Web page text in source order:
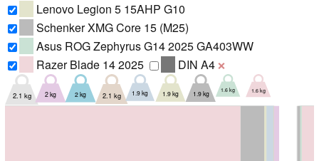
Lenovo Legion 5 15AHP G10
Schenker XMG Core 15 (M25)
Asus ROG Zephyrus G14 2025 GA403WW
Razer Blade 14 2025
DIN A4 ❌
2.1 kg 2 kg 2 kg 2.1 kg 1.9 kg 1.9 kg 1.9 kg 1.6 kg 1.6 kg